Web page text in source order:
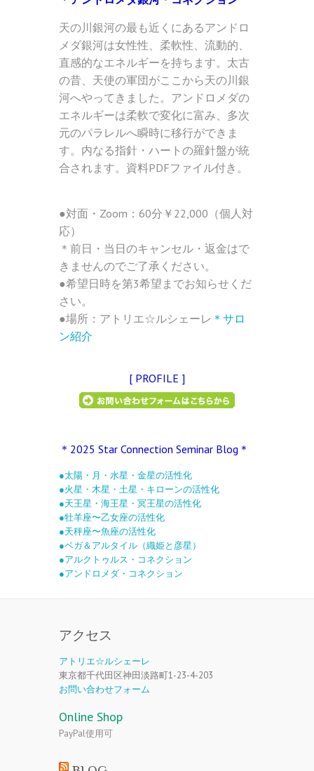
天の川銀河の最も近くにあるアンドロ
メダ銀河は女性性、柔軟性、流動的、
直感的なエネルギーを持ちます。太古
の昔、天使の軍団がここから天の川銀
河へやってきました。アンドロメダの
エネルギーは柔軟で変化に富み、多次
元のパラレルへ瞬時に移行ができま
す。内なる指針・ハートの羅針盤が統
合されます。資料PDFファイル付き。
●対面・Zoom：60分￥22,000（個人対
応）
＊前日・当日のキャンセル・返金はで
きませんのでご了承ください。
●希望日時を第3希望までお知らせくだ
さい。
●場所：アトリエ☆ルシェーレ ＊サロ
ン紹介
[ PROFILE ]
＊2025 Star Connection Seminar Blog＊
●太陽・月・水星・金星の活性化
●火星・木星・土星・キローンの活性化
●天王星・海王星・冥王星の活性化
●牡羊座〜乙女座の活性化
●天秤座〜魚座の活性化
●ベガ＆アルタイル（織姫と彦星）
●アルクトゥルス・コネクション
●アンドロメダ・コネクション
アクセス
アトリエ☆ルシェーレ
東京都千代田区神田淡路町1-23-4-203
お問い合わせフォーム
Online Shop
PayPal使用可